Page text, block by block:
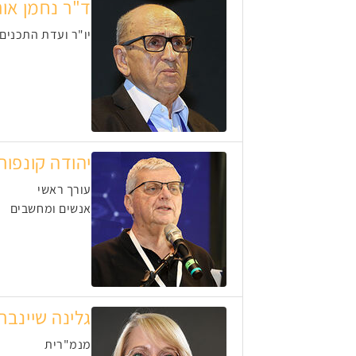
ד"ר נחמן
יו"ר ועדת התכנים
יהודה
עורך ראשי
אנשים ומחשבים
גלינה
מנמ"רית